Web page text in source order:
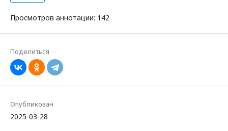
Просмотров аннотации: 142
Поделиться
Опубликован
2025-03-28